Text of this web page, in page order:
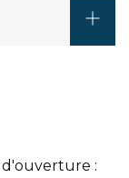
d'ouverture :